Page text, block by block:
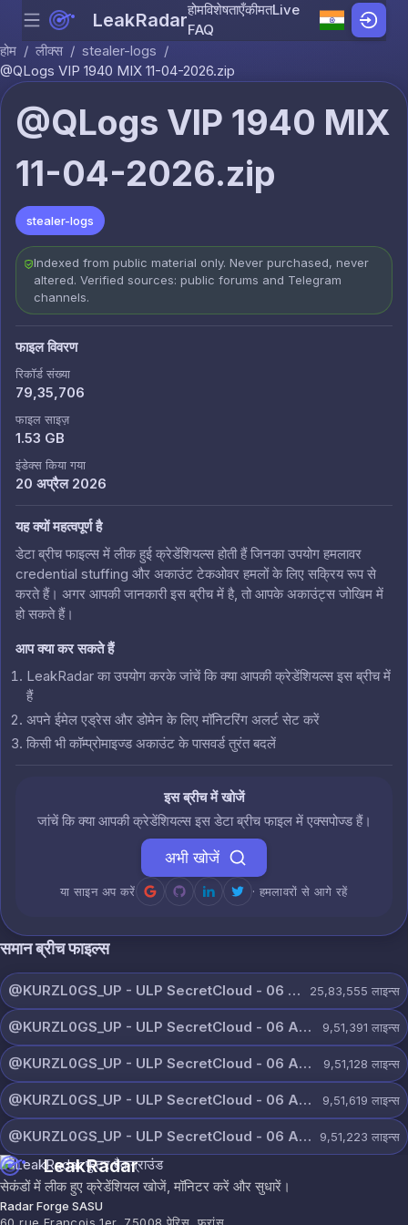
Skip to content
Menu LeakRadarहोमविशेषताएँकीमतLive
FAQ
होम / लीक्स / stealer-logs /
@QLogs VIP 1940 MIX 11-04-2026.zip
@QLogs VIP 1940 MIX
11-04-2026.zip
stealer-logs
Indexed from public material only. Never purchased, never
altered. Verified sources: public forums and Telegram
channels.
फाइल विवरण
रिकॉर्ड संख्या
79,35,706
फाइल साइज़
1.53 GB
इंडेक्स किया गया
20 अप्रैल 2026
यह क्यों महत्वपूर्ण है
डेटा ब्रीच फाइल्स में लीक हुई क्रेडेंशियल्स होती हैं जिनका उपयोग हमलावर
credential stuffing और अकाउंट टेकओवर हमलों के लिए सक्रिय रूप से
करते हैं। अगर आपकी जानकारी इस ब्रीच में है, तो आपके अकाउंट्स जोखिम में
हो सकते हैं।
आप क्या कर सकते हैं
LeakRadar का उपयोग करके जांचें कि क्या आपकी क्रेडेंशियल्स इस ब्रीच में
हैं
अपने ईमेल एड्रेस और डोमेन के लिए मॉनिटरिंग अलर्ट सेट करें
किसी भी कॉम्प्रोमाइज्ड अकाउंट के पासवर्ड तुरंत बदलें
इस ब्रीच में खोजें
जांचें कि क्या आपकी क्रेडेंशियल्स इस डेटा ब्रीच फाइल में एक्सपोज्ड हैं।
अभी खोजें
या साइन अप करें · हमलावरों से आगे रहें
समान ब्रीच फाइल्स
@KURZL0GS_UP - ULP SecretCloud - 06 August 2026.txt 25,83,555 लाइन्स
@KURZL0GS_UP - ULP SecretCloud - 06 August 2026 (9).txt 9,51,391 लाइन्स
@KURZL0GS_UP - ULP SecretCloud - 06 August 2026 (8).txt 9,51,128 लाइन्स
@KURZL0GS_UP - ULP SecretCloud - 06 August 2026 (7).txt 9,51,619 लाइन्स
@KURZL0GS_UP - ULP SecretCloud - 06 August 2026 (6).txt 9,51,223 लाइन्स
LeakRadar
सेकंडों में लीक हुए क्रेडेंशियल खोजें, मॉनिटर करें और सुधारें।
Radar Forge SASU